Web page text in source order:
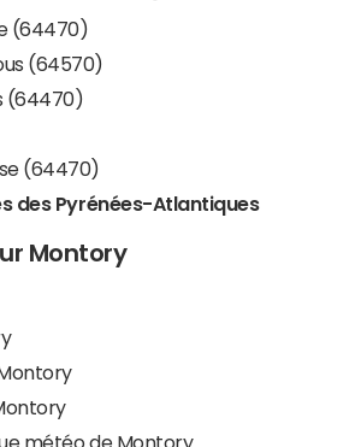
(64470)
(64570)
(64470)
(64470)
des Pyrénées-Atlantiques
Montory
météo de Montory